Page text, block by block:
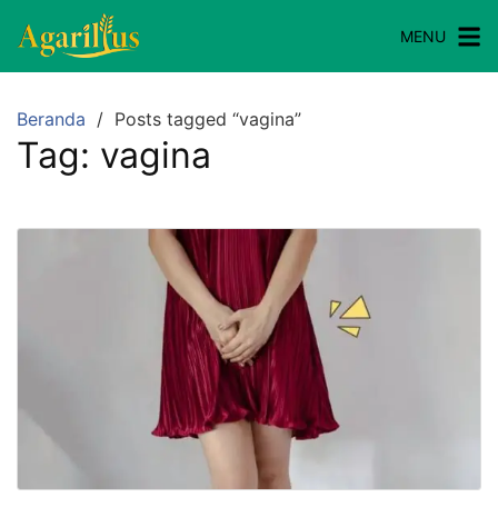
ke
konten
MENU
Beranda Posts tagged “vagina”
Tag: vagina